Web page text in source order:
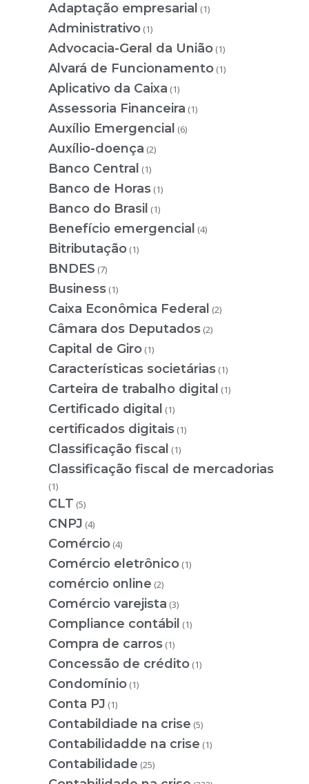
Adaptação empresarial (1)
Administrativo (1)
Advocacia-Geral da União (1)
Alvará de Funcionamento (1)
Aplicativo da Caixa (1)
Assessoria Financeira (1)
Auxílio Emergencial (6)
Auxílio-doença (2)
Banco Central (1)
Banco de Horas (1)
Banco do Brasil (1)
Benefício emergencial (4)
Bitributação (1)
BNDES (7)
Business (1)
Caixa Econômica Federal (2)
Câmara dos Deputados (2)
Capital de Giro (1)
Características societárias (1)
Carteira de trabalho digital (1)
Certificado digital (1)
certificados digitais (1)
Classificação fiscal (1)
Classificação fiscal de mercadorias
(1)
CLT (5)
CNPJ (4)
Comércio (4)
Comércio eletrônico (1)
comércio online (2)
Comércio varejista (3)
Compliance contábil (1)
Compra de carros (1)
Concessão de crédito (1)
Condomínio (1)
Conta PJ (1)
Contabildiade na crise (5)
Contabilidadde na crise (1)
Contabilidade (25)